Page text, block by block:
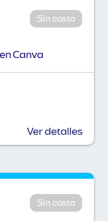
Sin costo
Canva
Ver detalles
Sin costo